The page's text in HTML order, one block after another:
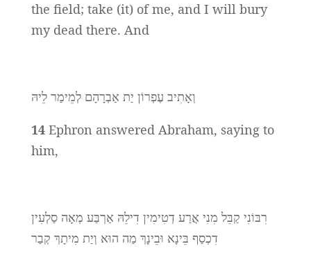
the field; take (it) of me, and I will bury
my dead there. And
וְאָתִיב עֶפְרוֹן יַת אַבְרָהָם לְמֵימַר לֵיהּ
14 Ephron answered Abraham, saying to
him,
רִבּוֹנִי קַבֵּל מִנִי אֲרַע דְטִימִין דִילֵהּ אַרְבַּע מְאָה סַלְעִין
דִכְסַף בֵּינָא וּבֵינָךְ מַה הוּא וְיַת מִיתָךְ קְבַר